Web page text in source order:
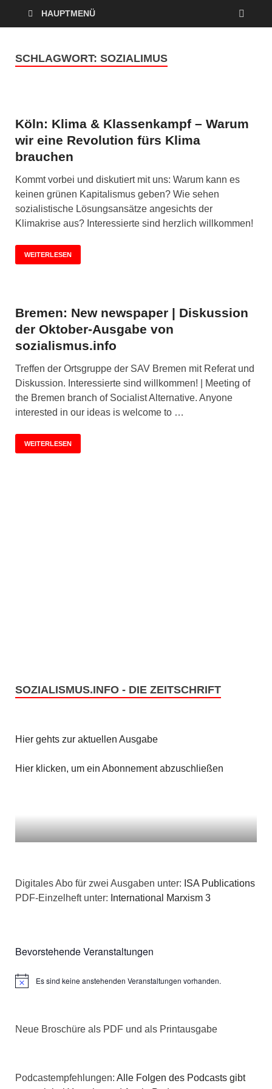
HAUPTMENÜ
SCHLAGWORT: SOZIALIMUS
Köln: Klima & Klassenkampf – Warum
wir eine Revolution fürs Klima
brauchen
Kommt vorbei und diskutiert mit uns: Warum kann es
keinen grünen Kapitalismus geben? Wie sehen
sozialistische Lösungsansätze angesichts der
Klimakrise aus? Interessierte sind herzlich willkommen!
WEITERLESEN
Bremen: New newspaper | Diskussion
der Oktober-Ausgabe von
sozialismus.info
Treffen der Ortsgruppe der SAV Bremen mit Referat und
Diskussion. Interessierte sind willkommen! | Meeting of
the Bremen branch of Socialist Alternative. Anyone
interested in our ideas is welcome to …
WEITERLESEN
SOZIALISMUS.INFO - DIE ZEITSCHRIFT
Hier gehts zur aktuellen Ausgabe
Hier klicken, um ein Abonnement abzuschließen
Digitales Abo für zwei Ausgaben unter: ISA Publications
PDF-Einzelheft unter: International Marxism 3
Bevorstehende Veranstaltungen
HinweisEs sind keine anstehenden Veranstaltungen vorhanden.
Neue Broschüre als PDF und als Printausgabe
Podcastempfehlungen: Alle Folgen des Podcasts gibt